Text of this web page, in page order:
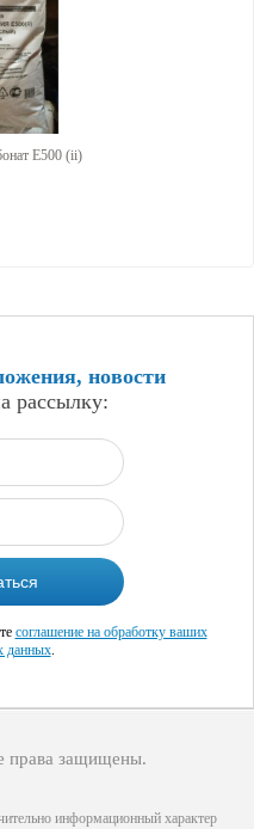
E500 (ii)
новости
рассылку:
соглашение на обработку ваших
данных.
защищены.
информационный характер